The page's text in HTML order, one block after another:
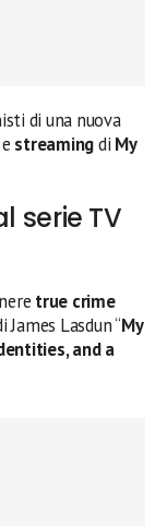
di una nuova
e streamingdi My
serie TV
true crime
Lasdun “My
and a